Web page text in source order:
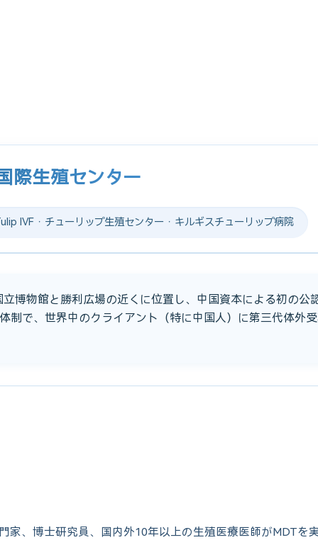
際生殖センター
IVF · チューリップ生殖センター · キルギスチューリップ病院
博物館と勝利広場の近くに位置し、中国資本による初の公
制で、世界中のクライアント（特に中国人）に第三代体外
家、博士研究員、国内外10年以上の生殖医療医師がMDTを